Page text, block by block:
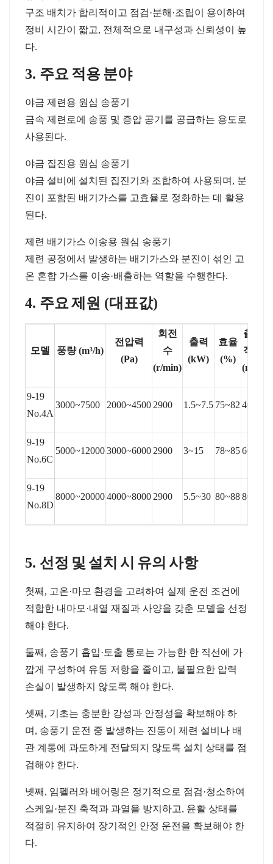
구조 배치가 합리적이고 점검·분해 ·조립이
용이하여
정비
시간이 짧고, 전체적으로 내구성과 신뢰성이
높
다.
3. 주요적용분야
야금 제련용 원심 송풍기
금속 제련로에 송풍 및 증압 공기를 공급하는 용도로
사용된다.
야금 집진용 원심 송풍기
야금 설비에 설치된 집진기와 조합하여 사용되며 , 분
진이
포함된 배기가스를 고효율로 정화하는 데
활용
된다.
제련 배기가스 이송용 원심 송풍기
제련 공정에서 발생하는 배기가스와 분진이 섞인 고
온 혼합 가스를 이송·배출하는 역할을 수행한다.
4. 주요제원 (대표값)
모델 풍량(m³/h)
전압력
(Pa)
회전
수
(r/min)
출력
(kW)
효율
(%)
출구
직경
(mm)
9-19
No.4A
3000~7500 2000~45002900 1.5~7.5 75~82400
9-19
No.6C
5000~120003000~60002900 3~15 78~85600
9-19
No.8D
8000~200004000~80002900 5.5~30 80~88800
5. 선정 및 설치 시 유의 사항
첫째 , 고온·마모 환경을 고려하여 실제 운전 조건에
적합한 내마모·내열 재질과 사양을 갖춘 모델을 선정
해야 한다.
둘째 , 송풍기 흡입·토출 통로는 가능한 한 직선에
가
깝게
구성하여 유동 저항을 줄이고, 불필요한 압력
손실이
발생하지 않도록 해야 한다.
셋째 , 기초는 충분한 강성과 안정성을 확보해야 하
며 , 송풍기 운전 중 발생하는 진동이 제련 설비나 배
관 계통에 과도하게 전달되지 않도록 설치 상태를 점
검해야 한다.
넷째 , 임펠러와 베어링은 정기적으로 점검·청소하여
스케일·분진 축적과 과열을 방지하고, 윤활 상태를
적절히 유지하여 장기적인 안정 운전을 확보해야 한
다.